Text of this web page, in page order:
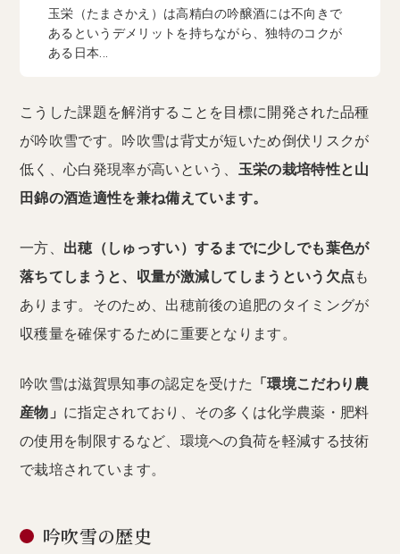
玉栄（たまさかえ）は高精白の吟醸酒には不向きで
あるというデメリットを持ちながら、独特のコクが
ある日本...
こうした課題を解消することを目標に開発された品種
が吟吹雪です。吟吹雪は背丈が短いため倒伏リスクが
低く、心白発現率が高いという、 玉栄の栽培特性と山
田錦の酒造適性を兼ね備えています。
一方、 出穂（しゅっすい）するまでに少しでも葉色が
落ちてしまうと、収量が激減してしまうという欠点 も
あります。そのため、出穂前後の追肥のタイミングが
収穫量を確保するために重要となります。
吟吹雪は滋賀県知事の認定を受けた 「環境こだわり農
産物」 に指定されており、その多くは化学農薬・肥料
の使用を制限するなど、環境への負荷を軽減する技術
で栽培されています。
吟吹雪の歴史